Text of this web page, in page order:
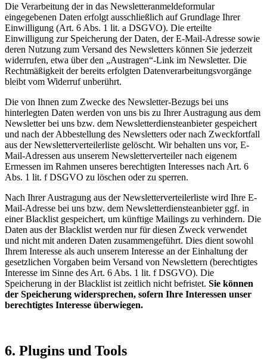
Die Verarbeitung der in das Newsletteranmeldeformular
eingegebenen Daten erfolgt ausschließlich auf Grundlage Ihrer
Einwilligung (Art. 6 Abs. 1 lit. a DSGVO). Die erteilte
Einwilligung zur Speicherung der Daten, der E-Mail-Adresse sowie
deren Nutzung zum Versand des Newsletters können Sie jederzeit
widerrufen, etwa über den „Austragen“-Link im Newsletter. Die
Rechtmäßigkeit der bereits erfolgten Datenverarbeitungsvorgänge
bleibt vom Widerruf unberührt.
Die von Ihnen zum Zwecke des Newsletter-Bezugs bei uns
hinterlegten Daten werden von uns bis zu Ihrer Austragung aus dem
Newsletter bei uns bzw. dem Newsletterdiensteanbieter gespeichert
und nach der Abbestellung des Newsletters oder nach Zweckfortfall
aus der Newsletterverteilerliste gelöscht. Wir behalten uns vor, E-
Mail-Adressen aus unserem Newsletterverteiler nach eigenem
Ermessen im Rahmen unseres berechtigten Interesses nach Art. 6
Abs. 1 lit. f DSGVO zu löschen oder zu sperren.
Nach Ihrer Austragung aus der Newsletterverteilerliste wird Ihre E-
Mail-Adresse bei uns bzw. dem Newsletterdiensteanbieter ggf. in
einer Blacklist gespeichert, um künftige Mailings zu verhindern. Die
Daten aus der Blacklist werden nur für diesen Zweck verwendet
und nicht mit anderen Daten zusammengeführt. Dies dient sowohl
Ihrem Interesse als auch unserem Interesse an der Einhaltung der
gesetzlichen Vorgaben beim Versand von Newslettern (berechtigtes
Interesse im Sinne des Art. 6 Abs. 1 lit. f DSGVO). Die
Speicherung in der Blacklist ist zeitlich nicht befristet. Sie können
der Speicherung widersprechen, sofern Ihre Interessen unser
berechtigtes Interesse überwiegen.
6. Plugins und Tools